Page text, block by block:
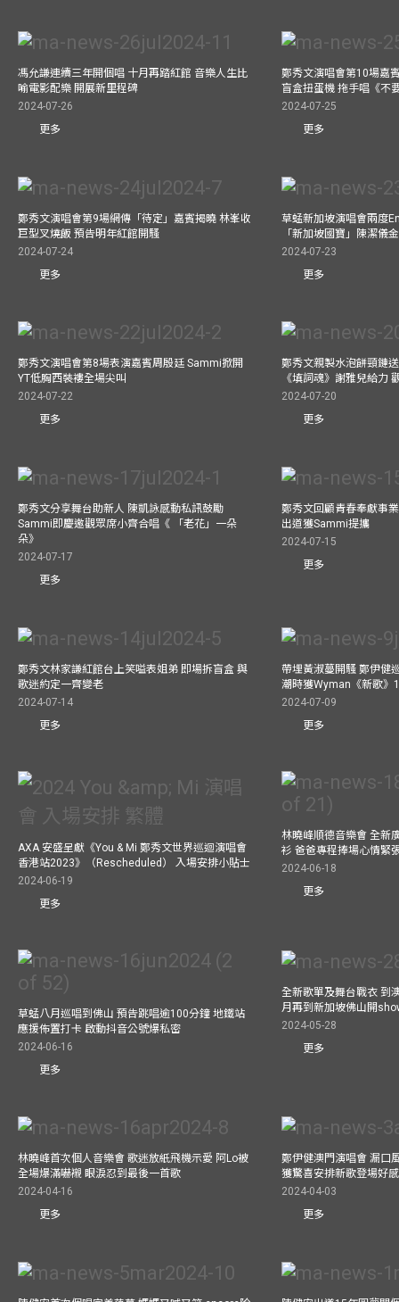
馮允謙連續三年開個唱 十月再踏紅館 音樂人生比
喻電影配樂 開展新里程碑
2024-07-26
更多
鄭秀文演唱會第10場嘉
盲盒扭蛋機 拖手唱《不
2024-07-25
更多
鄭秀文演唱會第9場網傳「待定」嘉賓揭曉 林峯收
巨型叉燒飯 預告明年紅館開騷
2024-07-24
更多
草蜢新加坡演唱會兩度
「新加坡國寶」陳潔儀
2024-07-23
更多
鄭秀文演唱會第8場表演嘉賓周殷廷 Sammi掀開
YT低胸西裝褸全場尖叫
2024-07-22
更多
鄭秀文親製水泡餅頸鏈
《填詞魂》謝雅兒給力
2024-07-20
更多
鄭秀文分享舞台助新人 陳凱詠感動私訊鼓勵
Sammi即慶邀觀眾席小齊合唱《 「老花」一朵
朵》
2024-07-17
更多
鄭秀文回顧青春奉獻事
出道獲Sammi提攜
2024-07-15
更多
鄭秀文林家謙紅館台上笑嗌表姐弟 即場拆盲盒 與
歌迷約定一齊變老
2024-07-14
更多
帶埋黃淑蔓開騷 鄭伊健
潮時獲Wyman《新歌》
2024-07-09
更多
AXA 安盛呈獻《You & Mi 鄭秀文世界巡迴演唱會
香港站2023》（Rescheduled） 入場安排小貼士
2024-06-19
更多
林曉峰順德音樂會 全新
衫 爸爸專程捧場心情緊
2024-06-18
更多
草蜢八月巡唱到佛山 預告跳唱逾100分鐘 地鐵站
應援佈置打卡 啟動抖音公號爆私密
2024-06-16
更多
全新歌單及舞台戰衣 到
月再到新加坡佛山開
2024-05-28
更多
林曉峰首次個人音樂會 歌迷放紙飛機示愛 阿Lo被
全場爆滿嚇襯 眼淚忍到最後一首歌
2024-04-16
更多
鄭伊健澳門演唱會 漏口
獲驚喜安排新歌登場好
2024-04-03
更多